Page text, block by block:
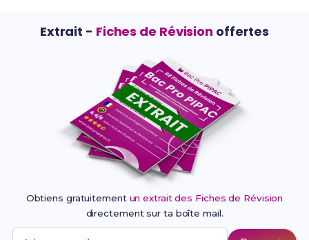
Extrait - Fiches de Révision offertes
Obtiens gratuitement un extrait des Fiches de Révision
directement sur ta boîte mail.